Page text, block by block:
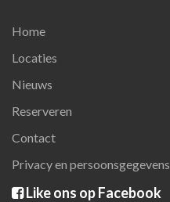
Home
Locaties
Nieuws
Reserveren
Contact
Privacy en persoonsgegevens
Like ons op Facebook